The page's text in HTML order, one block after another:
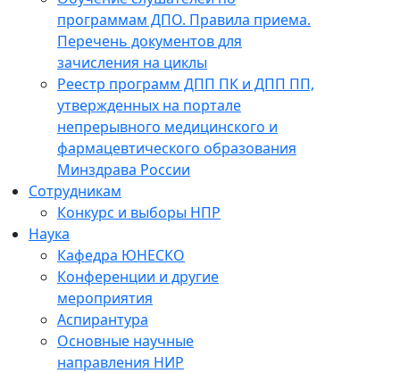
программам ДПО. Правила приема.
Перечень документов для
зачисления на циклы
Реестр программ ДПП ПК и ДПП ПП,
утвержденных на портале
непрерывного медицинского и
фармацевтического образования
Минздрава России
Сотрудникам
Конкурс и выборы НПР
Наука
Кафедра ЮНЕСКО
Конференции и другие
мероприятия
Аспирантура
Основные научные
направления НИР